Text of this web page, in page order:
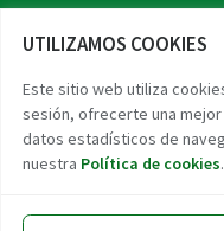
UTILIZAMOS COOKIES
Este sitio web utiliza
sesión, ofrecerte una
datos estadísticos de
nuestra Política de cookies.
Accesibilidad Aviso legal